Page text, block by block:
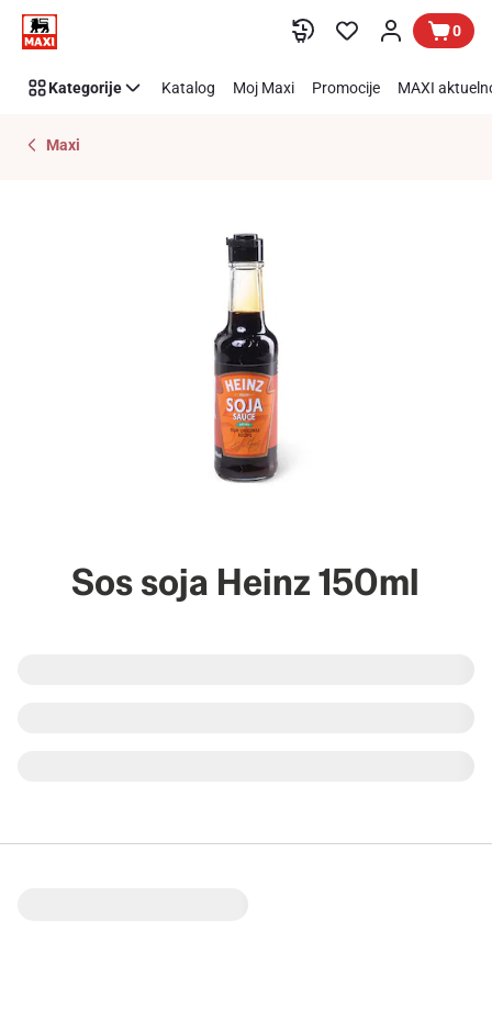
Preskoči link 0
Kategorije Katalog Moj Maxi Promocije MAXI
Maxi
Sos soja Heinz 150ml